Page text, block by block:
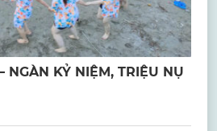
NGÀN KỶ NIỆM, TRIỆU NỤ